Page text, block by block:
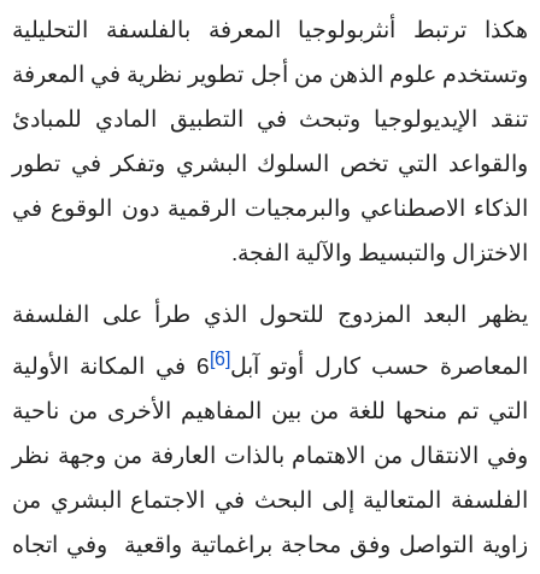
هكذا ترتبط أنثربولوجيا المعرفة بالفلسفة التحليلية
وتستخدم علوم الذهن من أجل تطوير نظرية في المعرفة
تنقد الإيديولوجيا وتبحث في التطبيق المادي للمبادئ
والقواعد التي تخص السلوك البشري وتفكر في تطور
الذكاء الاصطناعي والبرمجيات الرقمية دون الوقوع في
الاختزال والتبسيط والآلية الفجة.
يظهر البعد المزدوج للتحول الذي طرأ على الفلسفة
المعاصرة حسب كارل أوتو آبل 6[6]
في المكانة الأولية
التي تم منحها للغة من بين المفاهيم الأخرى من ناحية
وفي الانتقال من الاهتمام بالذات العارفة من وجهة نظر
الفلسفة المتعالية إلى البحث في الاجتماع البشري من
زاوية التواصل وفق محاجة براغماتية واقعية
وفي اتجاه